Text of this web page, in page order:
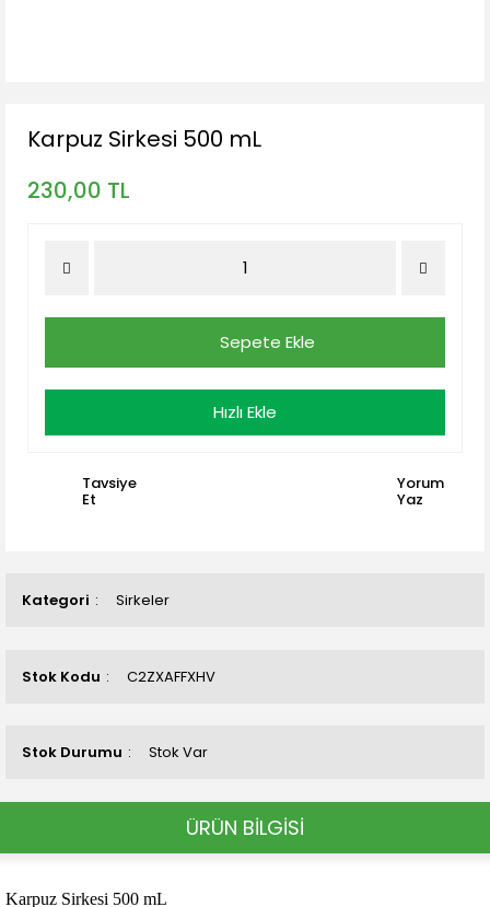
Kategori Sirkeler
Stok Kodu C2ZXAFFXHV
Stok Durumu Stok Var
Karpuz Sirkesi 500 mL
230,00 TL
Sepete Ekle
Hızlı Ekle
Tavsiye
Et
Yorum
Yaz
ÜRÜN BİLGİSİ
Karpuz Sirkesi 500 mL